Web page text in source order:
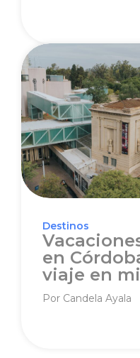
Destinos
en
viaje en
Por Candela Ayala